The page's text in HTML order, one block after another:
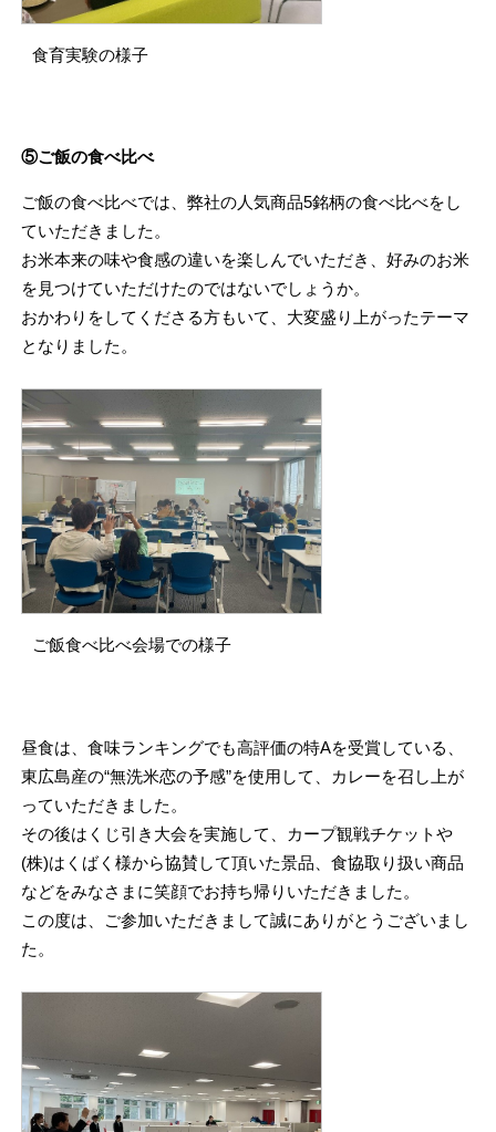
食育実験の様子
⑤ご飯の食べ比べ
ご飯の食べ比べでは、弊社の人気商品5銘柄の食べ比べをし
ていただきました。
お米本来の味や食感の違いを楽しんでいただき、好みのお米
を見つけていただけたのではないでしょうか。
おかわりをしてくださる方もいて、大変盛り上がったテーマ
となりました。
ご飯食べ比べ会場での様子
昼食は、食味ランキングでも高評価の特Aを受賞している、
東広島産の“無洗米恋の予感”を使用して、カレーを召し上が
っていただきました。
その後はくじ引き大会を実施して、カープ観戦チケットや
(株)はくばく様から協賛して頂いた景品、食協取り扱い商品
などをみなさまに笑顔でお持ち帰りいただきました。
この度は、ご参加いただきまして誠にありがとうございまし
た。